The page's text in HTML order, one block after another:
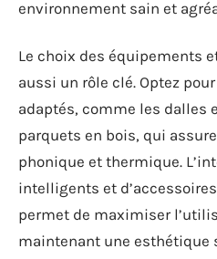
environnement sain et
Le choix des équipements
aussi un rôle clé. Optez
adaptés, comme les dalles
parquets en bois, qui
phonique et thermique.
intelligents et
permet de maximiser
maintenant une esthétique